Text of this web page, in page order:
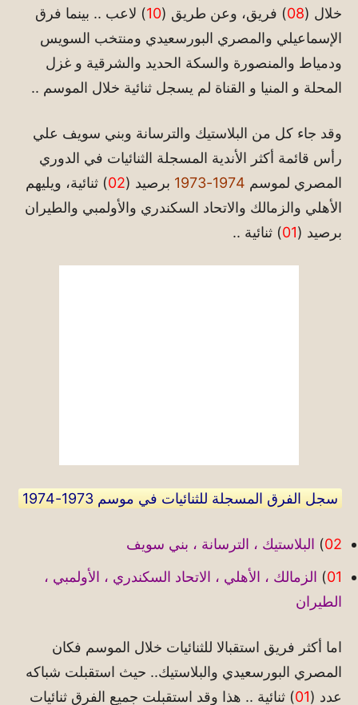
خلال (08) فريق، وعن طريق (10) لاعب .. بينما فرق
الإسماعيلي والمصري البورسعيدي ومنتخب السويس
ودمياط والمنصورة والسكة الحديد والشرقية و غزل
المحلة و المنيا و القناة لم يسجل ثنائية خلال الموسم ..
وقد جاء كل من البلاستيك والترسانة وبني سويف علي
رأس قائمة أكثر الأندية المسجلة الثنائيات في الدوري
المصري لموسم 1974-1973 برصيد (02) ثنائية، ويليهم
الأهلي والزمالك والاتحاد السكندري والأولمبي والطيران
برصيد (01) ثنائية ..
سجل الفرق المسجلة للثنائيات في موسم 1973-1974
02
) البلاستيك ، الترسانة ، بني سويف
01
) الزمالك ، الأهلي ، الاتحاد السكندري ، الأولمبي ،
الطيران
اما أكثر فريق استقبالا للثنائيات خلال الموسم فكان
المصري البورسعيدي والبلاستيك.. حيث استقبلت شباكه
عدد (01) ثنائية .. هذا وقد استقبلت جميع الفرق ثنائيات